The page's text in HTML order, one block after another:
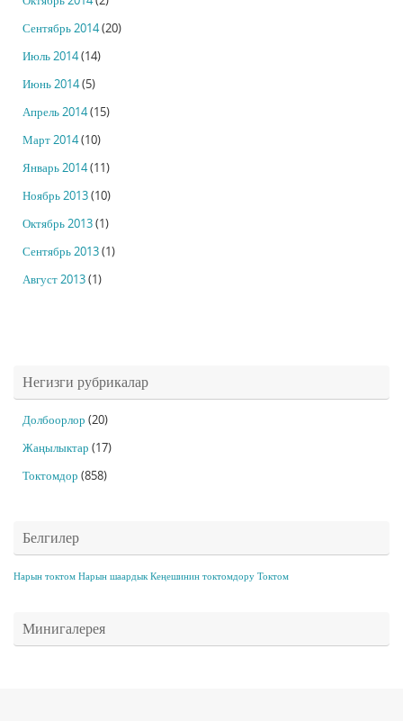
Сентябрь 2014(20)
Июль 2014(14)
Июнь 2014(5)
Апрель 2014(15)
Март 2014(10)
Январь 2014(11)
Ноябрь 2013(10)
Октябрь 2013(1)
Сентябрь 2013(1)
Август 2013(1)
Негизги рубрикалар
Долбоорлор (20)
Жаңылыктар (17)
Токтомдор (858)
Белгилер
Нарын токтом Нарын шаардык Кеңешинин токтомдору Токтом
Минигалерея